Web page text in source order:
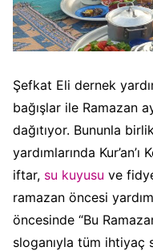
Şefkat Eli dernek
bağışlar ile Ramazan
dağıtıyor. Bununla
yardımlarında
iftar, su kuyusu ve
ramazan öncesi
öncesinde “Bu
sloganıyla tüm ihtiyaç